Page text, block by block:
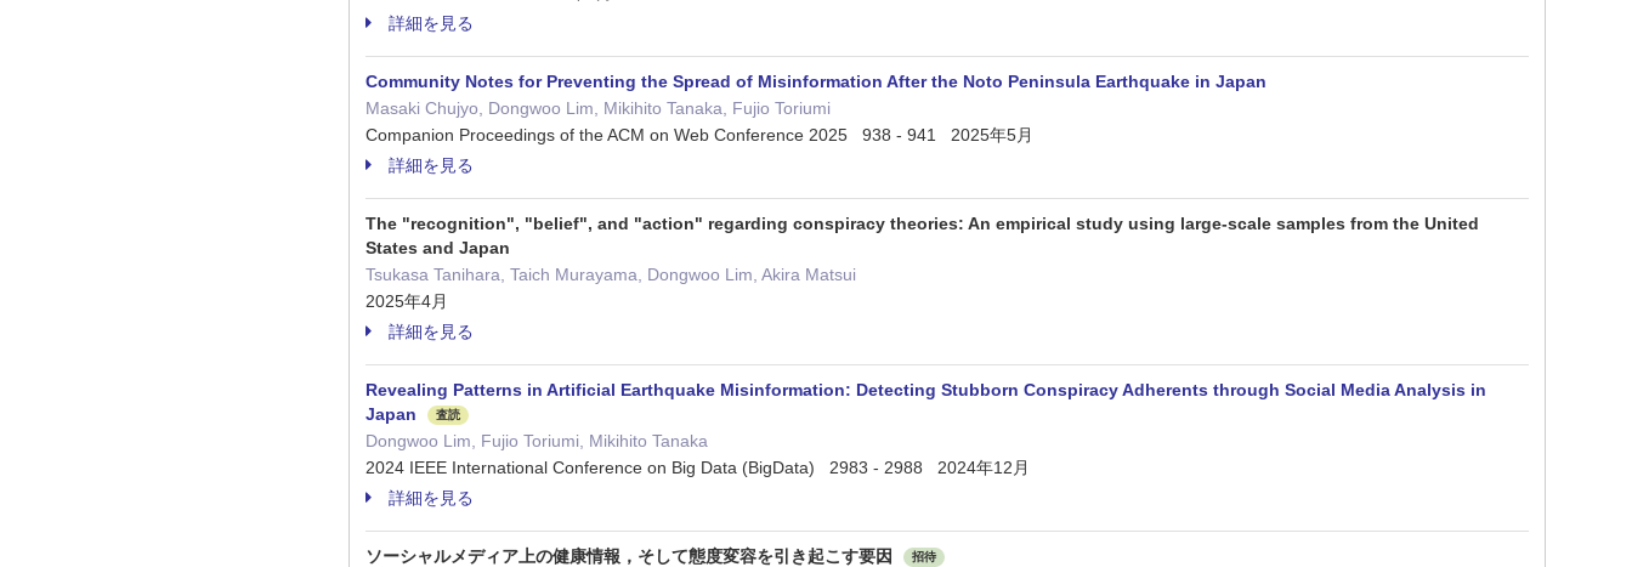
詳細を見る
Community Notes for Preventing the Spread of Misinformation After the Noto Peninsula Earthquake in Japan
Masaki Chujyo, Dongwoo Lim, Mikihito Tanaka, Fujio Toriumi
Companion Proceedings of the ACM on Web Conference 2025 938 - 941 2025年5月
詳細を見る
The "recognition", "belief", and "action" regarding conspiracy theories: An empirical study using large-scale samples from the United
States and Japan
Tsukasa Tanihara, Taich Murayama, Dongwoo Lim, Akira Matsui
2025年4月
詳細を見る
Revealing Patterns in Artificial Earthquake Misinformation: Detecting Stubborn Conspiracy Adherents through Social Media Analysis in
Japan
査読
Dongwoo Lim, Fujio Toriumi, Mikihito Tanaka
2024 IEEE International Conference on Big Data (BigData) 2983 - 2988 2024年12月
詳細を見る
ソーシャルメディア上の健康情報，そして態度変容を引き起こす要因 招待